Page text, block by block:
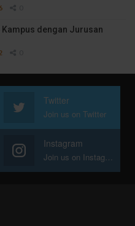
Kampus dengan Jurusan
Twitter
Join us on Twitter
Instagram
Join us on Instagram